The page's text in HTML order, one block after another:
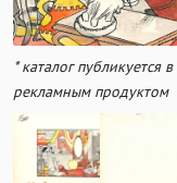
* каталог
рекламным продуктом